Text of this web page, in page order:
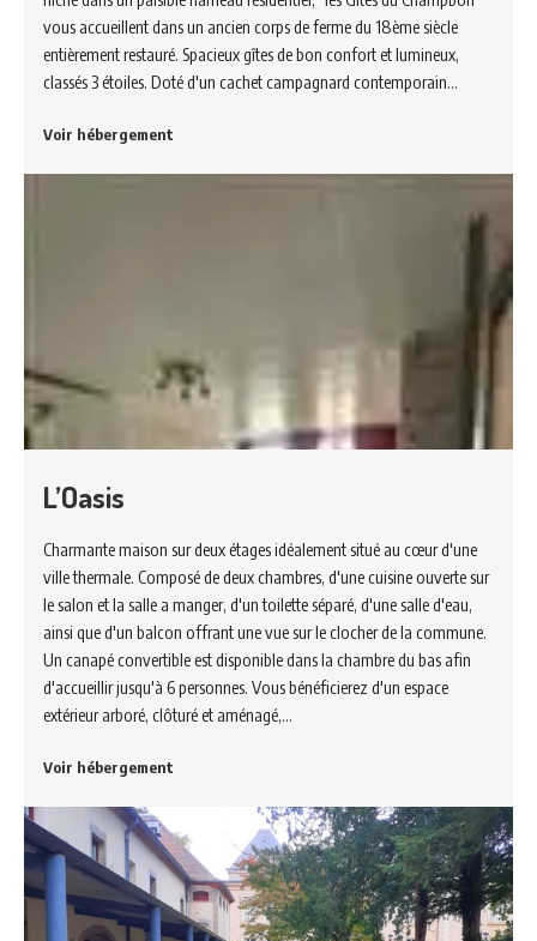
vous accueillent dans un ancien corps de ferme du 18ème siècle
entièrement restauré. Spacieux gîtes de bon confort et lumineux,
classés 3 étoiles. Doté d'un cachet campagnard contemporain…
Voir hébergement
L’Oasis
Charmante maison sur deux étages idéalement situé au cœur d'une
ville thermale. Composé de deux chambres, d'une cuisine ouverte sur
le salon et la salle a manger, d'un toilette séparé, d'une salle d'eau,
ainsi que d'un balcon offrant une vue sur le clocher de la commune.
Un canapé convertible est disponible dans la chambre du bas afin
d'accueillir jusqu'à 6 personnes. Vous bénéficierez d'un espace
extérieur arboré, clôturé et aménagé,…
Voir hébergement